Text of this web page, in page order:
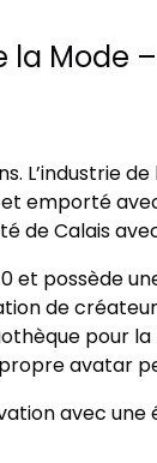
Mode
L’industrie
emporté
Calais
et possède
de
pour
avatar
avec